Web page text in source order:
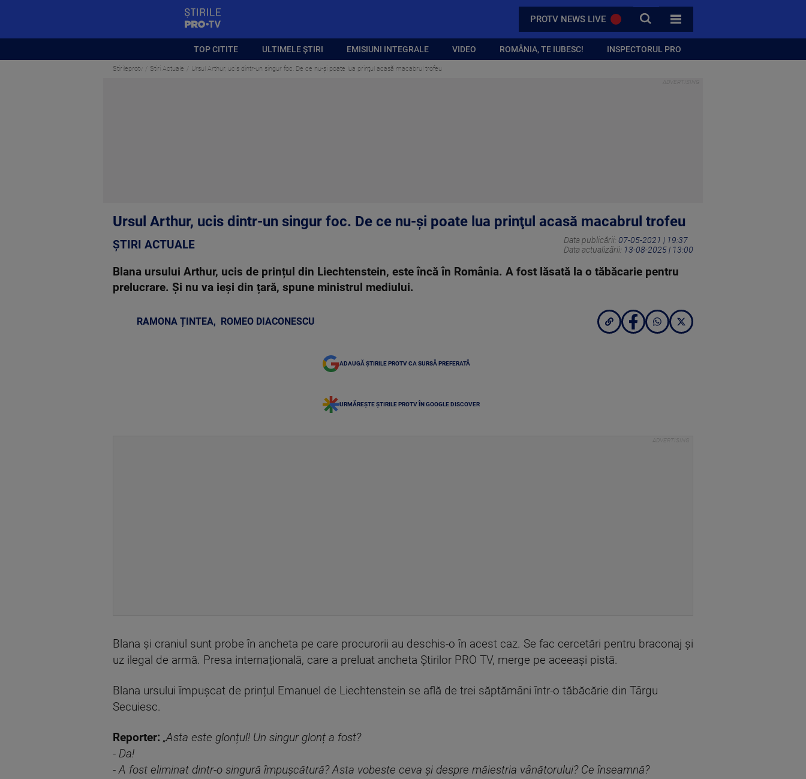
PROTV NEWS LIVE CAUTA
TOATE CATEGORIILE
TOP CITITE ULTIMELE ȘTIRI EMISIUNI INTEGRALE VIDEO ROMÂNIA, TE IUBESC! INSPECTORUL PRO
Stirileprotv Știri Actuale Ursul Arthur, ucis dintr-un singur foc. De ce nu-şi poate lua prinţul acasă macabrul trofeu
Ursul Arthur, ucis dintr-un singur foc. De ce nu-şi poate lua prinţul acasă macabrul trofeu
ȘTIRI ACTUALE Data publicării: 07-05-2021 | 19:37
Data actualizării: 13-08-2025 | 13:00
Blana ursului Arthur, ucis de prințul din Liechtenstein, este încă în România. A fost lăsată la o tăbăcarie pentru
prelucrare. Și nu va ieși din țară, spune ministrul mediului.
RAMONA ȚINTEA, ROMEO DIACONESCU
ADAUGĂ ȘTIRILE PROTV CA SURSĂ PREFERATĂ
URMĂREȘTE ȘTIRILE PROTV ÎN GOOGLE DISCOVER
Blana și craniul sunt probe în ancheta pe care procurorii au deschis-o în acest caz. Se fac cercetări pentru braconaj și
uz ilegal de armă. Presa internațională, care a preluat ancheta Știrilor PRO TV, merge pe aceeași pistă.
Blana ursului împușcat de prințul Emanuel de Liechtenstein se află de trei săptămâni într-o tăbăcărie din Târgu
Secuiesc.
Reporter: „Asta este glonțul! Un singur glonț a fost?
- Da!
- A fost eliminat dintr-o singură împușcătură? Asta vobeste ceva și despre măiestria vânătorului? Ce înseamnă?